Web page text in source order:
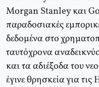
Morgan Stanley και
παραδοσιακές
δεδομένα στο
ταυτόχρονα
και τα αδιέξοδα του
έγινε θρησκεία για